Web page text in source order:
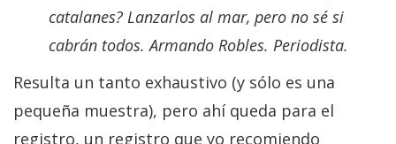
catalanes? Lanzarlos al mar, pero no sé si
cabrán todos. Armando Robles. Periodista.
Resulta un tanto exhaustivo (y sólo es una
pequeña muestra), pero ahí queda para el
registro, un registro que yo recomiendo